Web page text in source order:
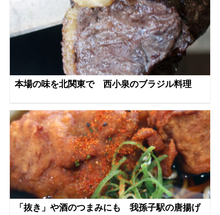
本場の味を北関東で 西小泉のブラジル料理
「抜き」や酒のつまみにも 我孫子駅の唐揚げ